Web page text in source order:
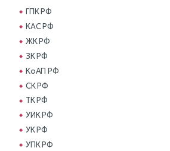
ГПК РФ
КАС РФ
ЖК РФ
ЗК РФ
КоАП РФ
СК РФ
ТК РФ
УИК РФ
УК РФ
УПК РФ